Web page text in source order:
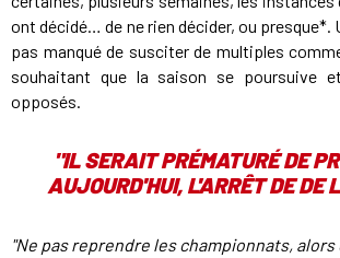
ont décidé… de ne rien décider, ou presque*.
pas manqué de susciter de multiples
souhaitant que la saison se poursuive
opposés.
"IL SERAIT PRÉMATURÉ DE
AUJOURD'HUI, L'ARRÊT DE DE
"Ne pas reprendre les championnats,